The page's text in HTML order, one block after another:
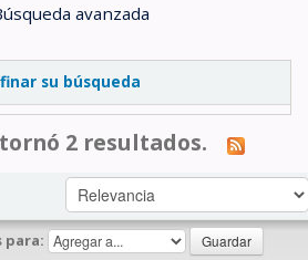
avanzada
su búsqueda
2 resultados.
para: